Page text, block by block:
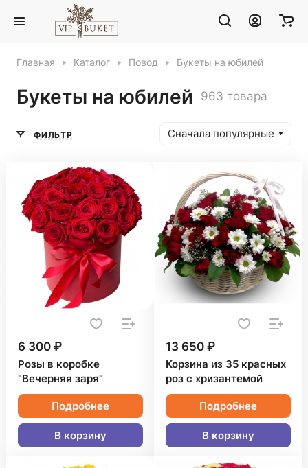
Главная Каталог Повод Букеты на юбилей
Букеты на юбилей 963 товара
ФИЛЬТР Сначала популярные
6 300 ₽
Розы в коробке
"Вечерняя заря"
Подробнее
В корзину
13 650 ₽
Корзина из 35 красных
роз с хризантемой
Подробнее
В корзину